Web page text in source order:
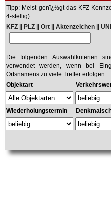
Tipp: Meist genï¿½gt das KFZ-
4-stellig).
KFZ || PLZ || Ort || Aktenzeichen ||
Die folgenden Auswahlkriterien
verwendet werden, wenn bei
Ortsnamens zu viele Treffer erfolgen.
Objektart
Wiederholungstermin